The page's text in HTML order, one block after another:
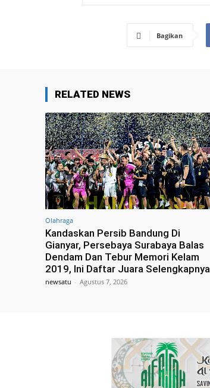
Bagikan
RELATED NEWS
Olahraga
Kandaskan Persib Bandung Di
Gianyar, Persebaya Surabaya Balas
Dendam Dan Tebur Memori Kelam
2019, Ini Daftar Juara Selengkapnya
newsatu - Agustus 7, 2026